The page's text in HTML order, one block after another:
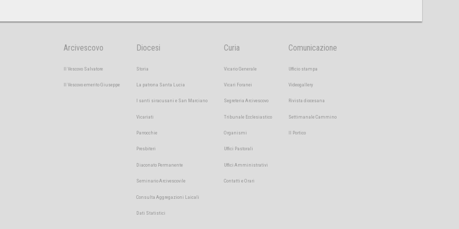
Arcivescovo
Il Vescovo Salvatore
Il Vescovo emerito Giuseppe
Diocesi
Storia
La patrona Santa Lucia
I santi siracusani e San Marciano
Vicariati
Parrocchie
Presbiteri
Diaconato Permanente
Seminario Arcivescovile
Consulta Aggregazioni Laicali
Dati Statistici
Curia
Vicario Generale
Vicari Foranei
Segreteria Arcivescovo
Tribunale Ecclesiastico
Organismi
Uffici Pastorali
Uffici Amministrativi
Contatti e Orari
Comunicazione
Ufficio stampa
Videogallery
Rivista diocesana
Settimanale Cammino
Il Portico